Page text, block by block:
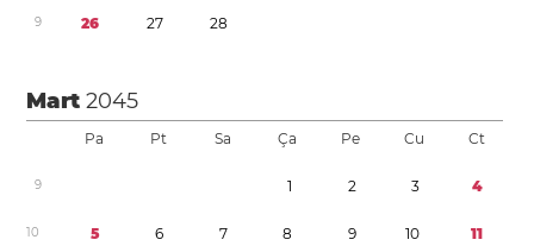
9 26 27 28
Mart2045
Pa Pt Sa Ça Pe Cu Ct
9 1 2 3 4
10 5 6 7 8 9 10 11